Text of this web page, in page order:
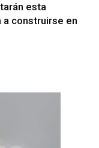
esta
a construirse en